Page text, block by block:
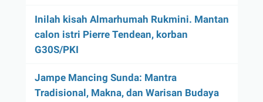
Inilah kisah Almarhumah Rukmini. Mantan
calon istri Pierre Tendean, korban
G30S/PKI
Jampe Mancing Sunda: Mantra
Tradisional, Makna, dan Warisan Budaya